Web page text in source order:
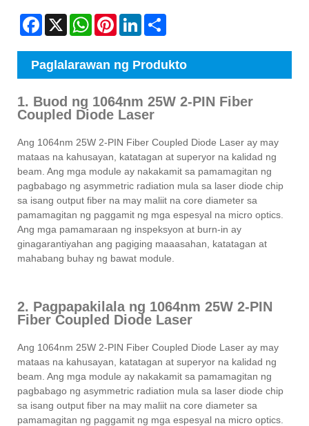
Facebook
X WhatsAppPinterestLinkedIn
Paglalarawan ng Produkto
1. Buod ng 1064nm 25W 2-PIN Fiber
Coupled Diode Laser
Ang 1064nm 25W 2-PIN Fiber Coupled Diode Laser ay may
mataas na kahusayan, katatagan at superyor na kalidad ng
beam. Ang mga module ay nakakamit sa pamamagitan ng
pagbabago ng asymmetric radiation mula sa laser diode chip
sa isang output fiber na may maliit na core diameter sa
pamamagitan ng paggamit ng mga espesyal na micro optics.
Ang mga pamamaraan ng inspeksyon at burn-in ay
ginagarantiyahan ang pagiging maaasahan, katatagan at
mahabang buhay ng bawat module.
2. Pagpapakilala ng 1064nm 25W 2-PIN
Fiber Coupled Diode Laser
Ang 1064nm 25W 2-PIN Fiber Coupled Diode Laser ay may
mataas na kahusayan, katatagan at superyor na kalidad ng
beam. Ang mga module ay nakakamit sa pamamagitan ng
pagbabago ng asymmetric radiation mula sa laser diode chip
sa isang output fiber na may maliit na core diameter sa
pamamagitan ng paggamit ng mga espesyal na micro optics.